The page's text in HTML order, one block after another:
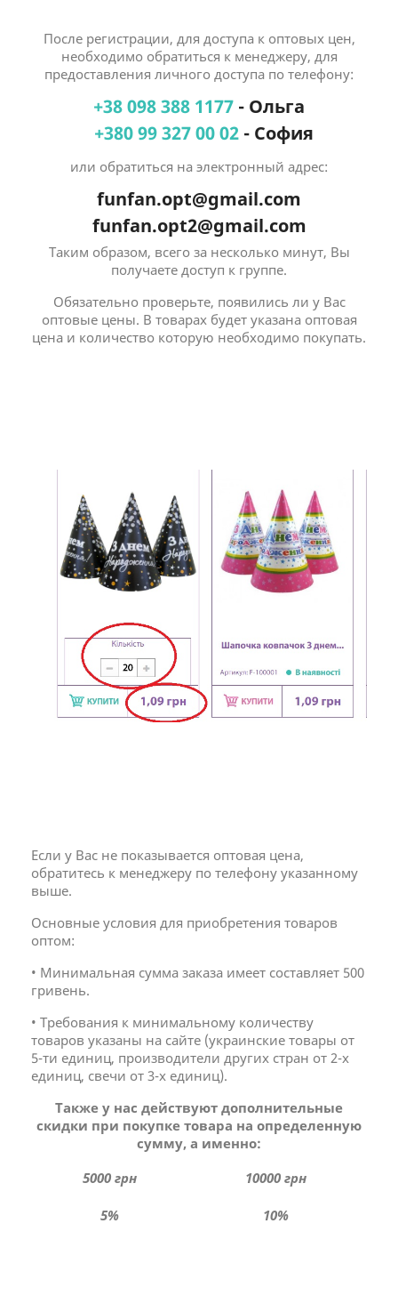
После регистрации, для доступа к оптовых цен,
необходимо обратиться к менеджеру, для
предоставления личного доступа по телефону:
+38 098 388 1177 - Ольга
+380 99 327 00 02- София
или обратиться на электронный адрес:
funfan.opt@gmail.com
funfan.opt2@gmail.com
Таким образом, всего за несколько минут, Вы
получаете доступ к группе.
Обязательно проверьте, появились ли у Вас
оптовые цены. В товарах будет указана оптовая
цена и количество которую необходимо покупать.
Если у Вас не показывается оптовая цена,
обратитесь к менеджеру по телефону указанному
выше.
Основные условия для приобретения товаров
оптом:
• Минимальная сумма заказа имеет составляет 500
гривень.
• Требования к минимальному количеству
товаров указаны на сайте (украинские товары от
5-ти единиц, производители других стран от 2-х
единиц, свечи от 3-х единиц).
Также у нас действуют дополнительные
скидки при покупке товара на определенную
сумму, а именно:
5000 грн
10000 грн
5% 10%